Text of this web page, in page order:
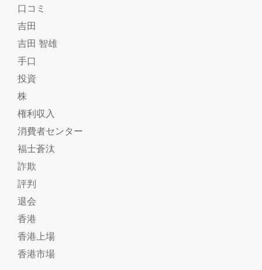
口コミ
吉田
吉田 智雄
手口
投資
株
権利収入
消費者センター
福士蒼汰
詐欺
評判
退会
香港
香港上場
香港市場